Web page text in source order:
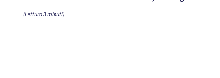
(Lettura 3 minuti)